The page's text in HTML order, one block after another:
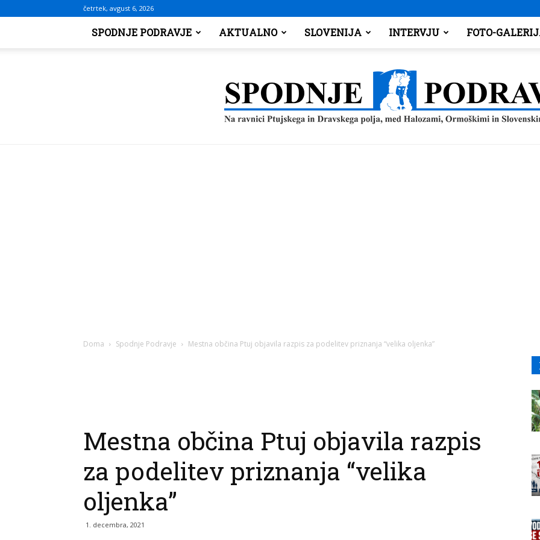
četrtek, avgust 6, 2026
SPODNJE PODRAVJE AKTUALNO SLOVENIJA INTERVJU FOTO-
Doma Spodnje Podravje Mestna občina Ptuj objavila razpis za podelitev priznanja “velika oljenka”
Mestna občina Ptuj objavila razpis
za podelitev priznanja “velika
oljenka”
1. decembra, 2021